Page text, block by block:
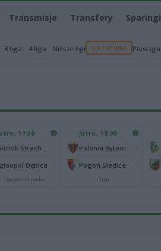
Transmisje Transfery Sparingi
3 liga 4 liga Niższe ligi SIATKÓWKA PlusLiga
17:30
Dębica
liga podkarpacka
Jutro, 18:00
Polonia Bytom
Pogoń Siedlce
I liga